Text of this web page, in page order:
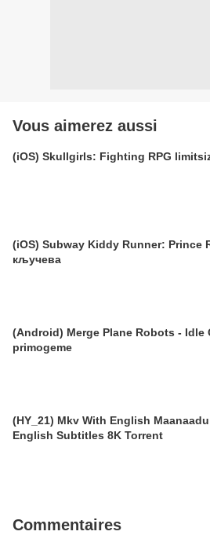
Vous aimerez aussi
(iOS) Skullgirls: Fighting RPG limitsiz
(iOS) Subway Kiddy Runner: Prince
кључева
(Android) Merge Plane Robots - Idle
primogeme
(HY_21) Mkv With English Maanaadu
English Subtitles 8K Torrent
Commentaires